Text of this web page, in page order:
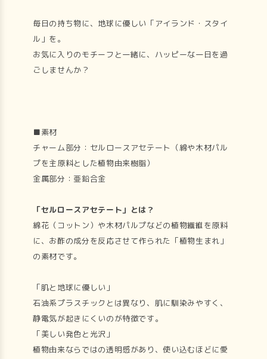
毎日の持ち物に、地球に優しい「アイランド・スタイ
ル」を。
お気に入りのモチーフと一緒に、ハッピーな一日を過
ごしませんか？
■素材
チャーム部分：セルロースアセテート（綿や木材パル
プを主原料とした植物由来樹脂）
金属部分：亜鉛合金
「セルロースアセテート」とは？
綿花（コットン）や木材パルプなどの植物繊維を原料
に、お酢の成分を反応させて作られた「植物生まれ」
の素材です。
「肌と地球に優しい」
石油系プラスチックとは異なり、肌に馴染みやすく、
静電気が起きにくいのが特徴です。
「美しい発色と光沢」
植物由来ならではの透明感があり、使い込むほどに愛